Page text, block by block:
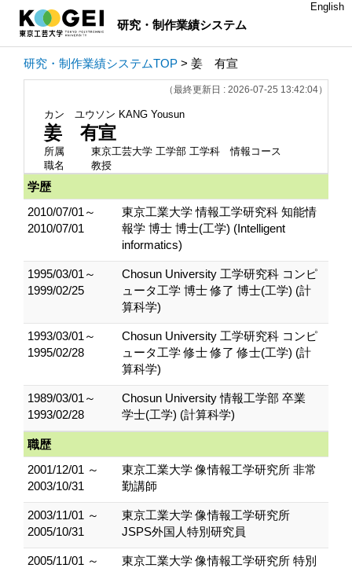
研究・制作業績システム
English
研究・制作業績システムTOP > 姜 有宣
（最終更新日 : 2026-07-25 13:42:04）
カン ユウソン KANG Yousun
姜 有宣
所属
東京工芸大学 工学部 工学科 情報コース
職名
教授
学歴
2010/07/01～
2010/07/01
東京工業大学 情報工学研究科 知能情
報学 博士 博士(工学) (Intelligent
informatics)
1995/03/01～
1999/02/25
Chosun University 工学研究科 コンピ
ュータ工学 博士 修了 博士(工学) (計
算科学)
1993/03/01～
1995/02/28
Chosun University 工学研究科 コンピ
ュータ工学 修士 修了 修士(工学) (計
算科学)
1989/03/01～
1993/02/28
Chosun University 情報工学部 卒業
学士(工学) (計算科学)
職歴
2001/12/01 ～
2003/10/31
東京工業大学 像情報工学研究所 非常
勤講師
2003/11/01 ～
2005/10/31
東京工業大学 像情報工学研究所
JSPS外国人特別研究員
2005/11/01 ～
東京工業大学 像情報工学研究所 特別